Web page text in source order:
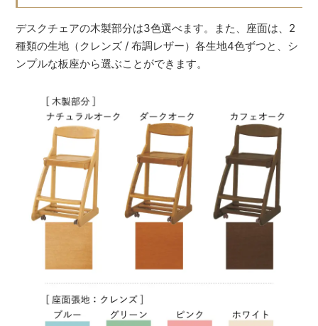
デスクチェアの木製部分は3色選べます。また、座面は、2
種類の生地（クレンズ / 布調レザー）各生地4色ずつと、シ
ンプルな板座から選ぶことができます。